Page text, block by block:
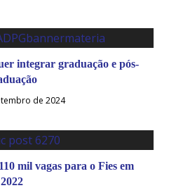
integrar graduação e pós-
de 2024
mil vagas para o Fies em
2022